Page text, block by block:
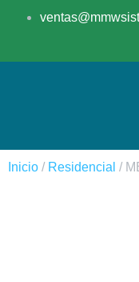
Inicio / Residencial /